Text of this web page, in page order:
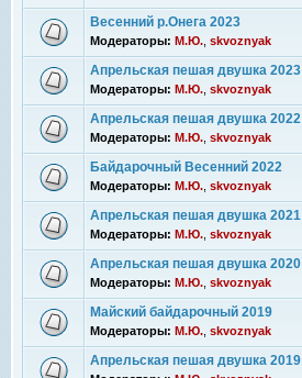
Весенний р.Онега 2023
Модераторы: М.Ю. skvoznyak
Апрельская пешая двушка 2023
Модераторы: М.Ю. skvoznyak
Апрельская пешая двушка 2022
Модераторы: М.Ю. skvoznyak
Байдарочный Весенний 2022
Модераторы: М.Ю. skvoznyak
Апрельская пешая двушка 2021
Модераторы: М.Ю. skvoznyak
Апрельская пешая двушка 2020
Модераторы: М.Ю. skvoznyak
Майский байдарочный 2019
Модераторы: М.Ю. skvoznyak
Апрельская пешая двушка 2019